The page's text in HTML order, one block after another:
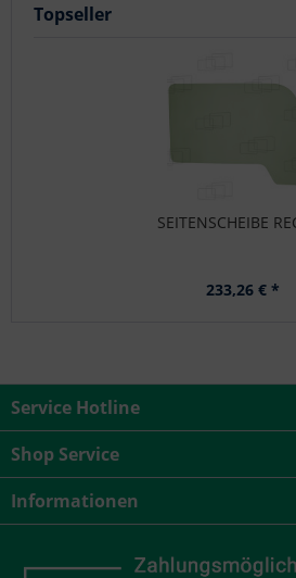
Topseller
SEITENSCHEIBE
233,26 € *
Service Hotline
Shop Service
Informationen